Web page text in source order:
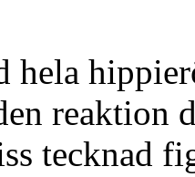
hela
reaktion
tecknad